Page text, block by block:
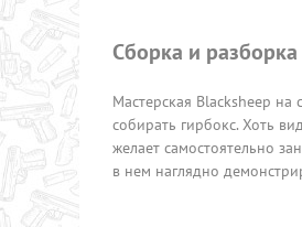
Сборка и
Мастерская Blacksheep
собирать гирбокс. Хоть
желает самостоятельно
в нем наглядно